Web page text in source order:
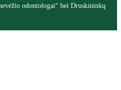
odontologai“ bei Druskininkų